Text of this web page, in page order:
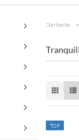
Startseite »
TOP